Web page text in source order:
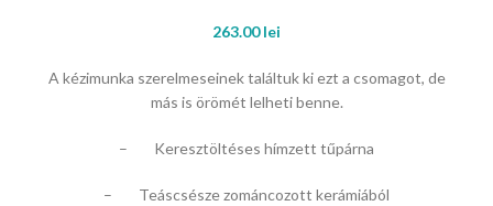
263.00lei
A kézimunka szerelmeseinek találtuk ki ezt a csomagot, de
más is örömét lelheti benne.
– Keresztöltéses hímzett tűpárna
– Teáscsésze zománcozott kerámiából